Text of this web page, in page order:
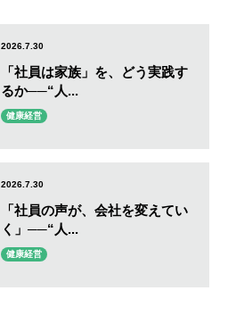
2026.7.30
「社員の声が、会社を変えてい
く」──“人...
健康経営
2026.7.30
「社員は家族」を、どう実践す
るか──“人...
健康経営